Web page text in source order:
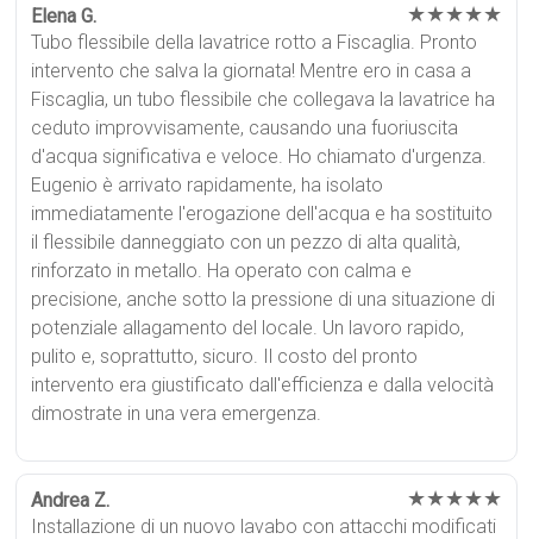
Elena G. ★★★★★
Tubo flessibile della lavatrice rotto a Fiscaglia. Pronto
intervento che salva la giornata! Mentre ero in casa a
Fiscaglia, un tubo flessibile che collegava la lavatrice ha
ceduto improvvisamente, causando una fuoriuscita
d'acqua significativa e veloce. Ho chiamato d'urgenza.
Eugenio è arrivato rapidamente, ha isolato
immediatamente l'erogazione dell'acqua e ha sostituito
il flessibile danneggiato con un pezzo di alta qualità,
rinforzato in metallo. Ha operato con calma e
precisione, anche sotto la pressione di una situazione di
potenziale allagamento del locale. Un lavoro rapido,
pulito e, soprattutto, sicuro. Il costo del pronto
intervento era giustificato dall'efficienza e dalla velocità
dimostrate in una vera emergenza.
Andrea Z. ★★★★★
Installazione di un nuovo lavabo con attacchi modificati